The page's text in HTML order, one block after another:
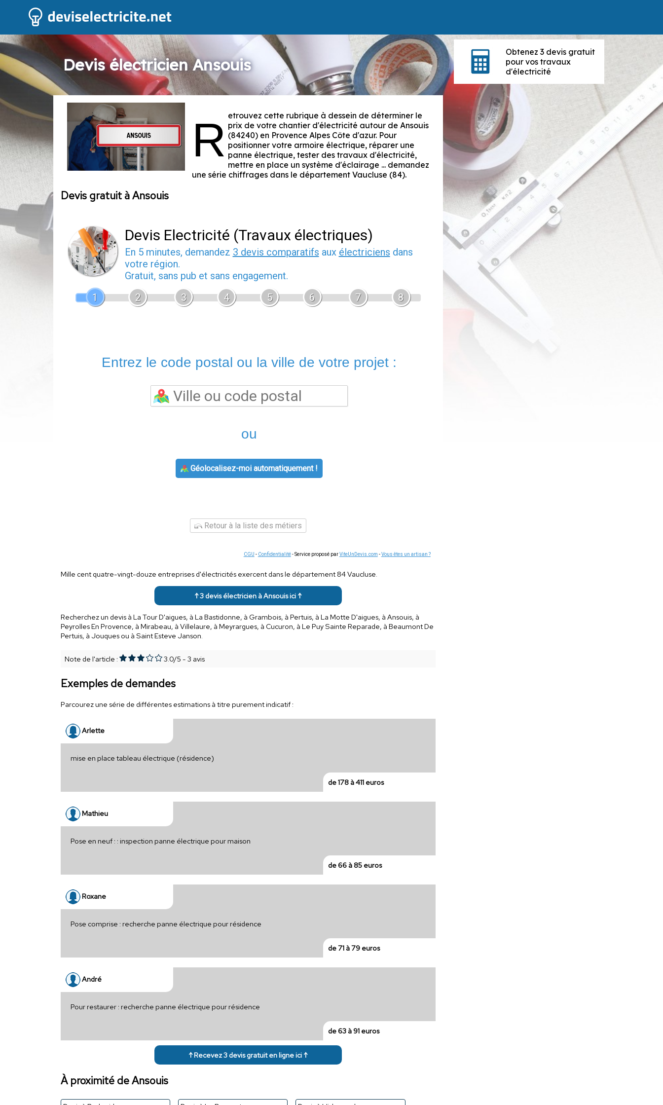
Devis électricien Ansouis
R etrouvez cette rubrique à dessein de déterminer le
prix de votre chantier d'électricité autour de Ansouis
(84240) en Provence Alpes Côte d'azur. Pour
positionner votre armoire électrique, réparer une
panne électrique, tester des travaux d'électricité,
mettre en place un système d'éclairage ... demandez
une série chiffrages dans le département Vaucluse (84).
Devis gratuit à Ansouis
Devis Electricité (Travaux électriques)
En 5 minutes, demandez 3 devis comparatifs aux électriciens dans
votre région.
Gratuit, sans pub et sans engagement.
1
2 3 4 5 6 7 8
Entrez le code postal ou la ville de votre projet :
ou
Géolocalisez-moi automatiquement !
Retour à la liste des métiers
CGU - Confidentialité- Service proposé parViteUnDevis.com -Vous êtes un artisan ?
Mille cent quatre-vingt-douze entreprises d'électricités exercent dans le département 84 Vaucluse.
↑ 3 devis électricien à Ansouis ici ↑
Recherchez un devis à La Tour D'aigues, à La Bastidonne, à Grambois, à Pertuis, à La Motte D'aigues, à Ansouis, à
Peyrolles En Provence, à Mirabeau, à Villelaure, à Meyrargues, à Cucuron, à Le Puy Sainte Reparade, à Beaumont De
Pertuis, à Jouques ou à Saint Esteve Janson.
Note de l'article : 3.0/5 - 3 avis
Exemples de demandes
Parcourez une série de différentes estimations à titre purement indicatif :
Arlette
mise en place tableau électrique (résidence)
de 178 à 411 euros
Mathieu
Pose en neuf : : inspection panne électrique pour maison
de 66 à 85 euros
Roxane
Pose comprise : recherche panne électrique pour résidence
de 71 à 79 euros
André
Pour restaurer : recherche panne électrique pour résidence
de 63 à 91 euros
↑ Recevez 3 devis gratuit en ligne ici ↑
À proximité de Ansouis
Obtenez 3 devis gratuit
pour vos travaux
d'électricité